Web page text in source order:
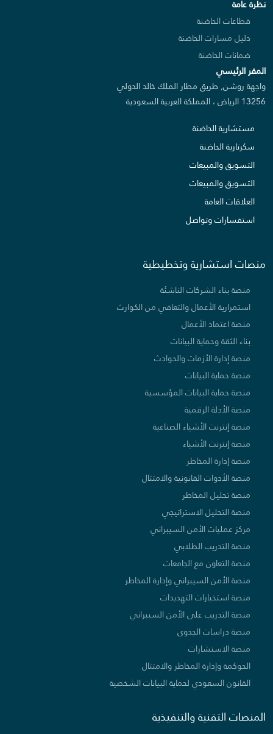
نظرة عامة
قطاعات الحاضنة
دليل مسارات الحاضنة
ضمانات الحاضنة
المقر الرئيسي
واجهة روشن, طريق مطار الملك خالد الدولي
13256 الرياض ، المملكة العربية السعودية
مستشارية الحاضنة
سكرتارية الحاضنة
التسويق والمبيعات
التسويق والمبيعات
العلاقات العامة
استفسارات وتواصل
منصات استشارية وتخطيطية
منصة بناء الشركات الناشئة
استمرارية الأعمال والتعافي من الكوارث
منصة اعتماد الأعمال
بناء الثقة وحماية البيانات
منصة إدارة الأزمات والحوادث
منصة حماية البيانات
منصة حماية البيانات المؤسسية
منصة الأدلة الرقمية
منصة إنترنت الأشياء الصناعية
منصة إنترنت الأشياء
منصة إدارة المخاطر
منصة الأدوات القانونية والامتثال
منصة تحليل المخاطر
منصة التحليل الاستراتيجي
مركز عمليات الأمن السيبراني
منصة التدريب الطلابي
منصة التعاون مع الجامعات
منصة الأمن السيبراني وإدارة المخاطر
منصة استخبارات التهديدات
منصة التدريب على الأمن السيبراني
منصة دراسات الجدوى
منصة الاستشارات
الحوكمة وإدارة المخاطر والامتثال
القانون السعودي لحماية البيانات الشخصية
المنصات التقنية والتنفيذية